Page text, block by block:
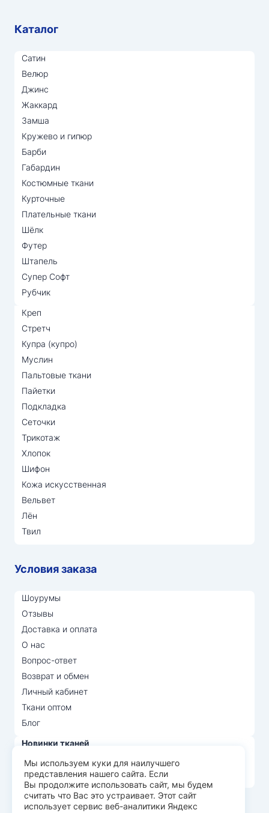
Каталог
Сатин
Велюр
Джинс
Жаккард
Замша
Кружево и гипюр
Барби
Габардин
Костюмные ткани
Курточные
Плательные ткани
Шёлк
Футер
Штапель
Супер Софт
Рубчик
Креп
Стретч
Купра (купро)
Муслин
Пальтовые ткани
Пайетки
Подкладка
Сеточки
Трикотаж
Хлопок
Шифон
Кожа искусственная
Вельвет
Лён
Твил
Условия заказа
Шоурумы
Отзывы
Доставка и оплата
О нас
Вопрос-ответ
Возврат и обмен
Личный кабинет
Ткани оптом
Блог
Новинки тканей
Распродажа тканей
Лидеры продаж
Мы используем куки для наилучшего
представления нашего сайта. Если
Вы продолжите использовать сайт, мы будем
считать что Вас это устраивает. Этот сайт
использует сервис веб-аналитики Яндекс